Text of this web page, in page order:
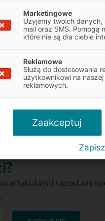
Dane te pokazują, że
dwie na trzy firmy.
atrakcyjne warunki
Przykładem jest
to czy firma należy do
firm. Do tego wLeasingu
rat.
i chcesz
artykułami i raportami
Marketingowe
Użyjemy twoich danych,
mail oraz SMS. Pomogą
które nie są dla ciebie
Reklamowe
Służą do dostosowania
użytkownikowi na
reklamowych.
Zaakceptuj